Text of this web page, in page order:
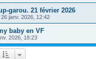
garou. 21 février 2026
26 janv. 2026, 12:42
baby en VF
2026, 18:23